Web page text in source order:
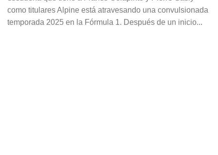
como titulares Alpine está atravesando una convulsionada
temporada 2025 en la Fórmula 1. Después de un inicio...